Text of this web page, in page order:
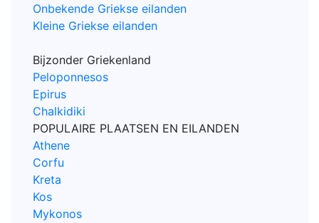
Onbekende Griekse eilanden
Kleine Griekse eilanden
Bijzonder Griekenland
Peloponnesos
Epirus
Chalkidiki
POPULAIRE PLAATSEN EN EILANDEN
Athene
Corfu
Kreta
Kos
Mykonos